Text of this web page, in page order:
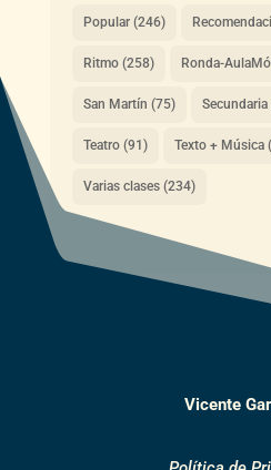
Popular(246)
Ritmo(258) Ronda-
San Martín (75) Secundaria
Teatro(91) Texto + Música
Varias clases(234)
Vicente